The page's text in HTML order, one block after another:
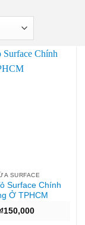
SURFACE
Surface Chính
Ở TPHCM
₫150,000